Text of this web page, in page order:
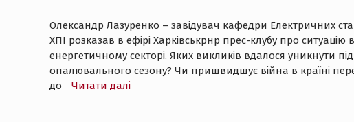
Олександр Лазуренко – завідувач кафедри Електричних
ХПІ розказав в ефірі Харківськрнр прес-клубу про ситуацію в
енергетичному секторі. Яких викликів вдалося уникнути
опалювального сезону? Чи пришвидшує війна в країні
до
Читати далі